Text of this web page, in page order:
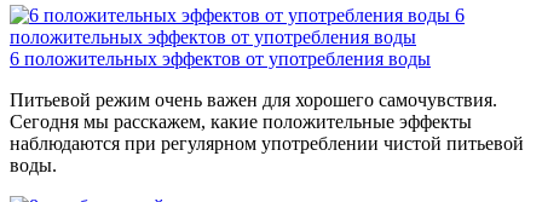
6
положительных эффектов от употребления воды
6 положительных эффектов от употребления воды
Питьевой режим очень важен для хорошего самочувствия.
Сегодня мы расскажем, какие положительные эффекты
наблюдаются при регулярном употреблении чистой питьевой
воды.